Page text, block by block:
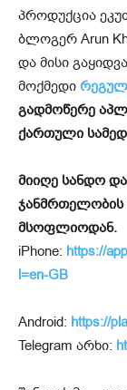
პროდუქცია
ბლოგერ Arun
და მისი
მოქმედი
გადმოწერე
ქართული
მიიღე სანდო
ჯანმრთელობის
მსოფლიოდან.
iPhone: https://
l=en-GB
Android: https://
Telegram არხი: